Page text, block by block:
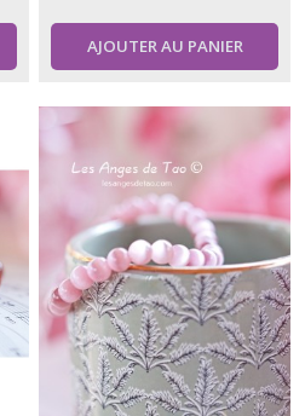
AJOUTER AU PANIER